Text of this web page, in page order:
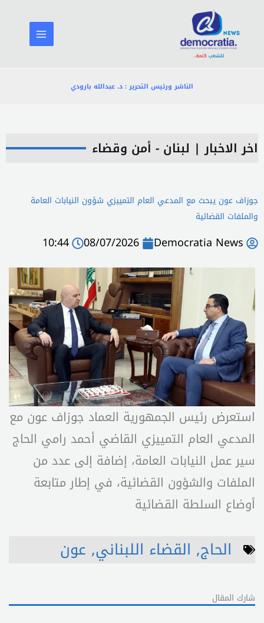
المحتوى
الناشر ورئيس التحرير : د. عبدالله بارودي
اخر الاخبار| لبنان - أمن وقضاء
جوزاف عون يبحث مع المدعي العام التمييزي شؤون النيابات العامة
والملفات القضائية
Democratia News
08/07/2026
10:44
استعرض رئيس الجمهورية العماد جوزاف عون مع
المدعي العام التمييزي القاضي أحمد رامي الحاج
سير عمل النيابات العامة، إضافة إلى عدد من
الملفات والشؤون القضائية، في إطار متابعة
أوضاع السلطة القضائية
الحاج, القضاء اللبناني, عون
شارك المقال